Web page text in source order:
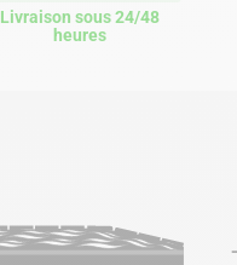
Livraison sous 24/48
heures